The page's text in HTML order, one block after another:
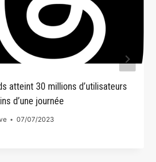
atteint 30 millions d’utilisateurs
d’une journée
07/07/2023